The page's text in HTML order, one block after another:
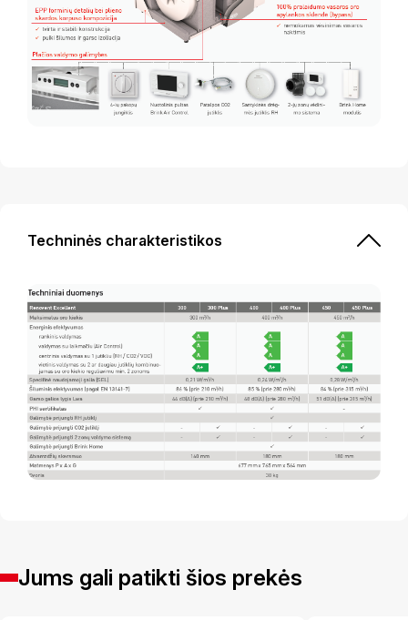
Techninės charakteristikos
Jums gali patikti šios prekės